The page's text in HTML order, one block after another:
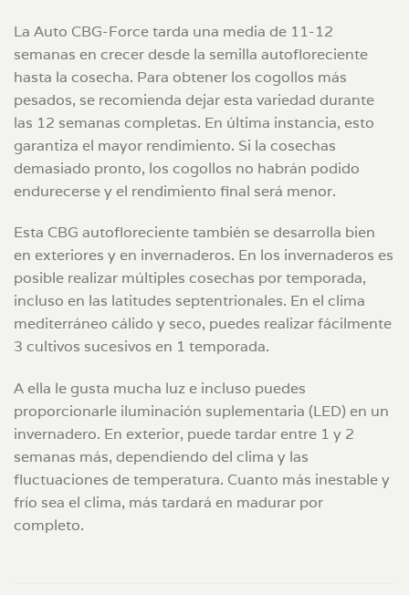
La Auto CBG-Force tarda una media de 11-12
semanas en crecer desde la semilla autofloreciente
hasta la cosecha. Para obtener los cogollos más
pesados, se recomienda dejar esta variedad durante
las 12 semanas completas. En última instancia, esto
garantiza el mayor rendimiento. Si la cosechas
demasiado pronto, los cogollos no habrán podido
endurecerse y el rendimiento final será menor.
Esta CBG autofloreciente también se desarrolla bien
en exteriores y en invernaderos. En los invernaderos es
posible realizar múltiples cosechas por temporada,
incluso en las latitudes septentrionales. En el clima
mediterráneo cálido y seco, puedes realizar fácilmente
3 cultivos sucesivos en 1 temporada.
A ella le gusta mucha luz e incluso puedes
proporcionarle iluminación suplementaria (LED) en un
invernadero. En exterior, puede tardar entre 1 y 2
semanas más, dependiendo del clima y las
fluctuaciones de temperatura. Cuanto más inestable y
frío sea el clima, más tardará en madurar por
completo.